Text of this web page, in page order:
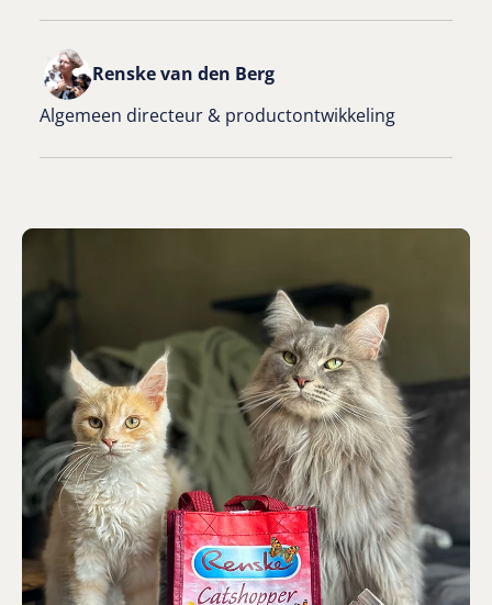
Renske van den Berg
Algemeen directeur & productontwikkeling